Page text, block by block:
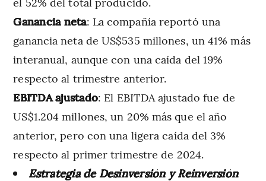
Ganancia neta: La compañía reportó una
ganancia neta de US$535 millones, un 41% más
interanual, aunque con una caída del 19%
respecto al trimestre anterior.
EBITDA ajustado: El EBITDA ajustado fue de
US$1.204 millones, un 20% más que el año
anterior, pero con una ligera caída del 3%
respecto al primer trimestre de 2024.
Estrategia de Desinversión y Reinversión